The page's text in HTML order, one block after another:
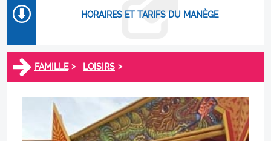
HORAIRES ET TARIFS DU MANÈGE
FAMILLE > LOISIRS >